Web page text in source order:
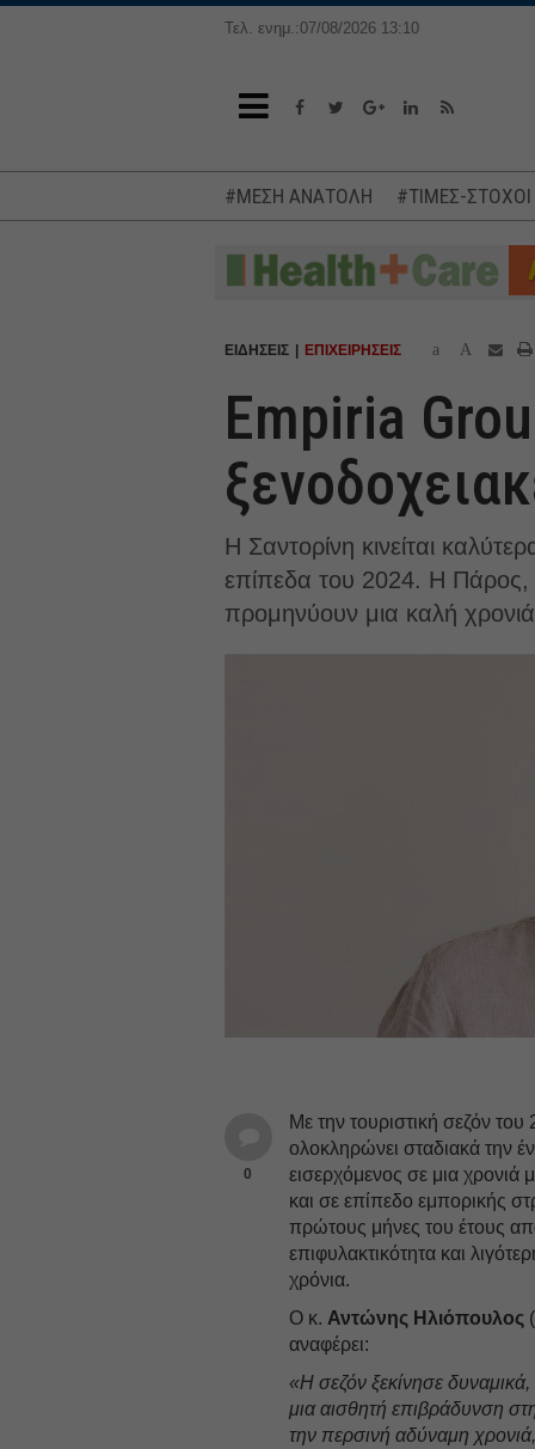
Τελ. ενημ.:07/08/2026 13:10
#ΜΕΣΗ ΑΝΑΤΟΛΗ #ΤΙΜΕΣ-
ΕΙΔΗΣΕΙΣ ΕΠΙΧΕΙΡΗΣΕΙΣ a A
Empiria
Η Σαντορίνη κινείται
επίπεδα του 2024. Η Πάρος,
προμηνύουν μια καλή
0
Με την τουριστική σεζόν
ολοκληρώνει σταδιακά την
εισερχόμενος σε μια χρονιά
και σε επίπεδο εμπορικής
πρώτους μήνες του έτους
επιφυλακτικότητα και
χρόνια.
Ο κ. Αντώνης Ηλιόπουλος
αναφέρει:
«Η σεζόν ξεκίνησε
μια αισθητή επιβράδυνση
την περσινή αδύναμη